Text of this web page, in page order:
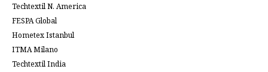
Techtextil N. America
FESPA Global
Hometex Istanbul
ITMA Milano
Techtextil India